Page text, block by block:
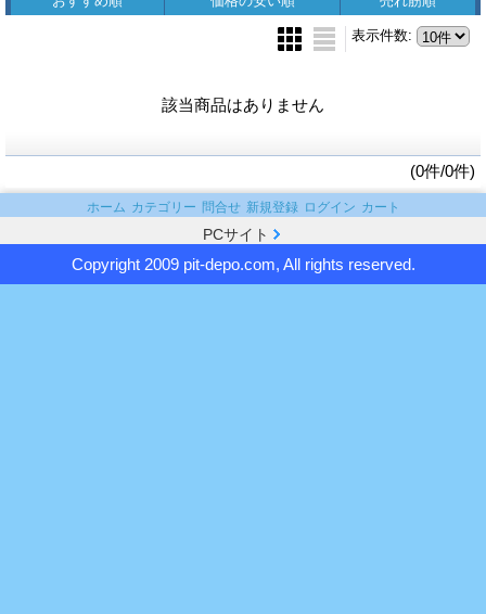
表示件数:
該当商品はありません
(0件/0件)
ホーム カテゴリー 問合せ 新規登録 ログイン カート
PCサイト
Copyright 2009 pit-depo.com, All rights reserved.